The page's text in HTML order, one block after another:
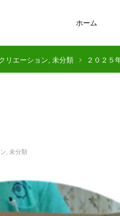
ホーム
リエーション 未分類 ２０２
, 未分類